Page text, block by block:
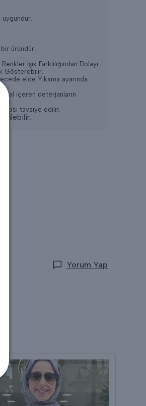
uygundur.
bir üründür.
Işık Farklılığından Dolayı
Gösterebilir.
elde Yıkama ayarında
içeren deterjanların
tavsiye edilir.
verilebilir.
Yorum Yap